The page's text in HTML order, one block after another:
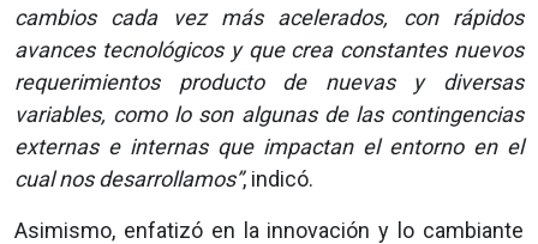
cambios cada vez más acelerados, con rápidos
avances tecnológicos y que crea constantes nuevos
requerimientos producto de nuevas y diversas
variables, como lo son algunas de las contingencias
externas e internas que impactan el entorno en el
cual nos desarrollamos”, indicó.
Asimismo, enfatizó en la innovación y lo cambiante